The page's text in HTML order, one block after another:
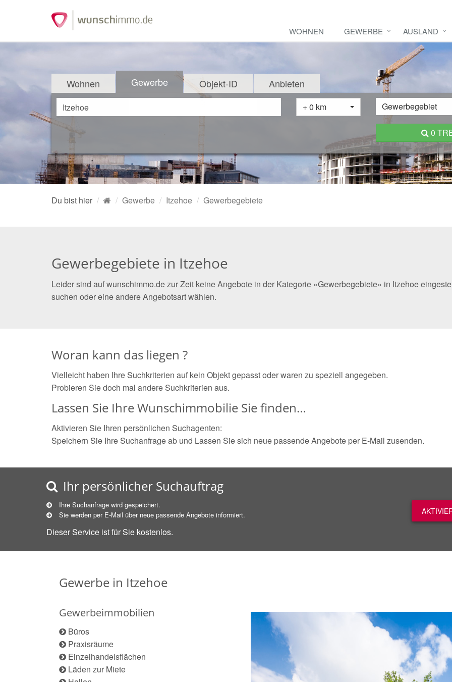
WOHNEN GEWERBE AUSLAND
Wohnen Gewerbe Objekt-ID Anbieten
+ 0 km Gewerbegebiet
0
Du bist hier Gewerbe Itzehoe Gewerbegebiete
Gewerbegebiete in Itzehoe
Leider sind auf wunschimmo.de zur Zeit keine Angebote in der Kategorie »Gewerbegebiete« in Itzehoe
suchen oder eine andere Angebotsart wählen.
Woran kann das liegen ?
Vielleicht haben Ihre Suchkriterien auf kein Objekt gepasst oder waren zu speziell angegeben.
Probieren Sie doch mal andere Suchkriterien aus.
Lassen Sie Ihre Wunschimmobilie Sie finden…
Aktivieren Sie Ihren persönlichen Suchagenten:
Speichern Sie Ihre Suchanfrage ab und Lassen Sie sich neue passende Angebote per E-Mail zusenden.
Ihr persönlicher Suchauftrag
Ihre Suchanfrage wird gespeichert.
Sie werden per E-Mail über neue passende Angebote informiert.
Dieser Service ist für Sie kostenlos.
Gewerbe in Itzehoe
Gewerbeimmobilien
Büros
Praxisräume
Einzelhandelsflächen
Läden zur Miete